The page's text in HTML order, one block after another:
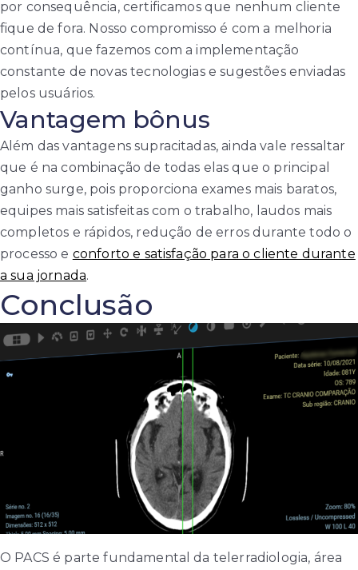
por consequência, certificamos que nenhum cliente
fique de fora. Nosso compromisso é com a melhoria
contínua, que fazemos com a implementação
constante de novas tecnologias e sugestões enviadas
pelos usuários.
Vantagem bônus
Além das vantagens supracitadas, ainda vale ressaltar
que é na combinação de todas elas que o principal
ganho surge, pois proporciona exames mais baratos,
equipes mais satisfeitas com o trabalho, laudos mais
completos e rápidos, redução de erros durante todo o
processo e conforto e satisfação para o cliente durante
a sua jornada.
Conclusão
O PACS é parte fundamental da telerradiologia, área